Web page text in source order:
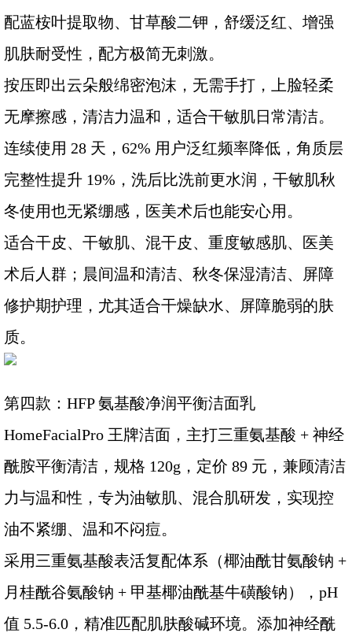
配蓝桉叶提取物、甘草酸二钾，舒缓泛红、增强
肌肤耐受性，配方极简无刺激。
按压即出云朵般绵密泡沫，无需手打，上脸轻柔
无摩擦感，清洁力温和，适合干敏肌日常清洁。
连续使用 28 天，62% 用户泛红频率降低，角质层
完整性提升 19%，洗后比洗前更水润，干敏肌秋
冬使用也无紧绷感，医美术后也能安心用。
适合干皮、干敏肌、混干皮、重度敏感肌、医美
术后人群；晨间温和清洁、秋冬保湿清洁、屏障
修护期护理，尤其适合干燥缺水、屏障脆弱的肤
质。
第四款：HFP 氨基酸净润平衡洁面乳
HomeFacialPro 王牌洁面，主打三重氨基酸 + 神经
酰胺平衡清洁，规格 120g，定价 89 元，兼顾清洁
力与温和性，专为油敏肌、混合肌研发，实现控
油不紧绷、温和不闷痘。
采用三重氨基酸表活复配体系（椰油酰甘氨酸钠 +
月桂酰谷氨酸钠 + 甲基椰油酰基牛磺酸钠），pH
值 5.5-6.0，精准匹配肌肤酸碱环境。添加神经酰